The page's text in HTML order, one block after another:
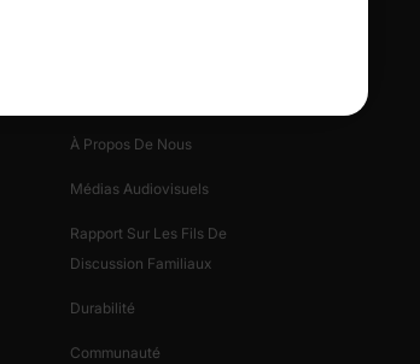
À Propos De Nous
Médias Audiovisuels
Rapport Sur Les Fils De
Discussion Familiaux
Durabilité
Communauté